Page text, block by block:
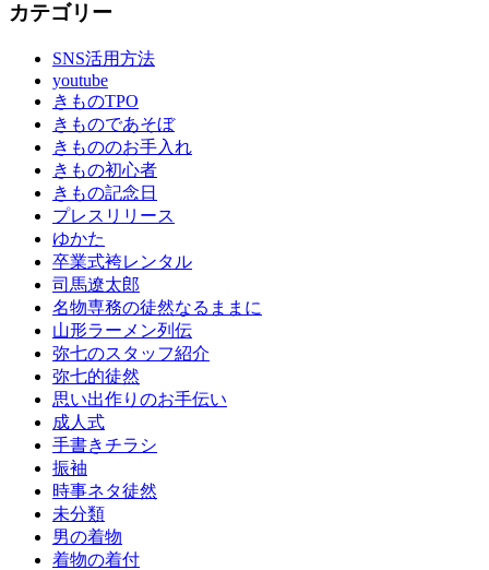
い
カテゴリー
SNS活用方法
youtube
きものTPO
きものであそぼ
きもののお手入れ
きもの初心者
きもの記念日
プレスリリース
ゆかた
卒業式袴レンタル
司馬遼太郎
名物専務の徒然なるままに
山形ラーメン列伝
弥七のスタッフ紹介
弥七的徒然
思い出作りのお手伝い
成人式
手書きチラシ
振袖
時事ネタ徒然
未分類
男の着物
着物の着付